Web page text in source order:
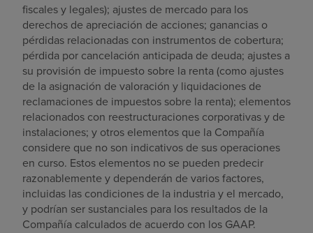
fiscales y legales); ajustes de mercado para los
derechos de apreciación de acciones; ganancias o
pérdidas relacionadas con instrumentos de cobertura;
pérdida por cancelación anticipada de deuda; ajustes a
su provisión de impuesto sobre la renta (como ajustes
de la asignación de valoración y liquidaciones de
reclamaciones de impuestos sobre la renta); elementos
relacionados con reestructuraciones corporativas y de
instalaciones; y otros elementos que la Compañía
considere que no son indicativos de sus operaciones
en curso. Estos elementos no se pueden predecir
razonablemente y dependerán de varios factores,
incluidas las condiciones de la industria y el mercado,
y podrían ser sustanciales para los resultados de la
Compañía calculados de acuerdo con los GAAP.